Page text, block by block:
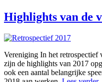
Highlights van de
Vereniging In het retrospectief
zijn de highlights van 2017
ook een aantal belangrijke